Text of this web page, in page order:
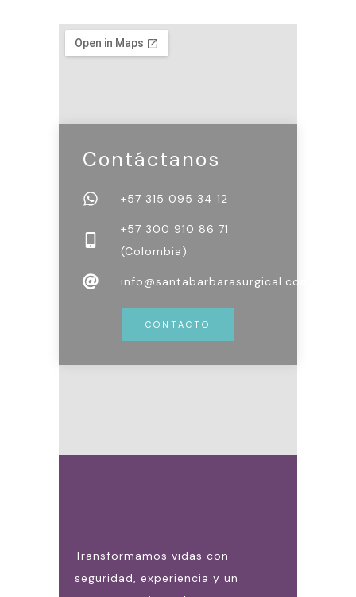
Contáctanos
+57 315 095 34 12
+57 300 910 86 71
(Colombia)
info@santabarbarasurgical.com.co
CONTACTO
Transformamos vidas con
seguridad, experiencia y un